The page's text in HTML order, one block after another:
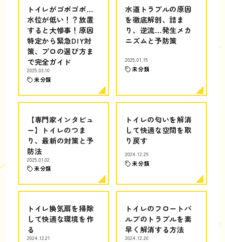
トイレがゴボゴボ…
水位が低い！？放置
すると大惨事！原因
特定から緊急DIY対
策、プロの選び方ま
で完全ガイド
2025.03.10
未分類
水道トラブルの原因
を徹底解剖、詰ま
り、逆流…発生メカ
ニズムと予防策
2025.01.15
未分類
【専門家インタビュ
ー】トイレのつま
り、最新の対策と予
防法
2025.01.02
未分類
トイレの匂いを解消
して快適な空間を取
り戻す
2024.12.29
未分類
トイレ換気扇を掃除
して快適な環境を作
る
2024.12.21
トイレのフロートバ
ルブのトラブルを素
早く解消する方法
2024.12.20